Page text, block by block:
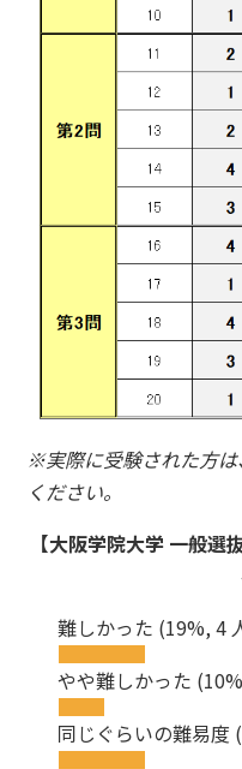
※実際に受験された方
ください。
【大阪学院大学 一般選
難しかった (19%, 4
やや難しかった
同じぐらいの難易度